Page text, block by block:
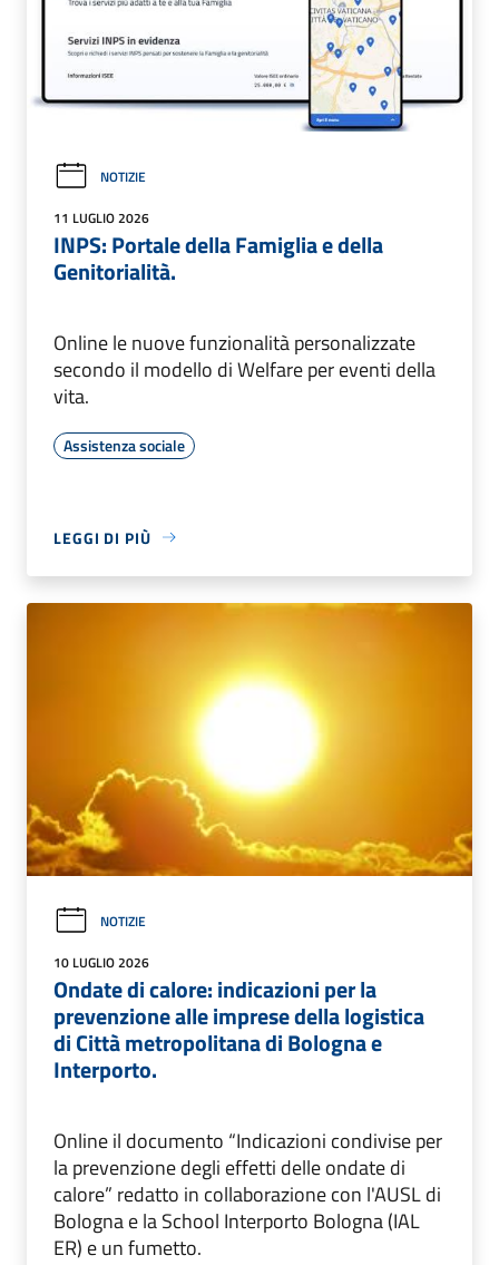
NOTIZIE
11 LUGLIO 2026
INPS: Portale della Famiglia e della
Genitorialità.
Online le nuove funzionalità personalizzate
secondo il modello di Welfare per eventi della
vita.
Assistenza sociale
LEGGI DI PIÙ
NOTIZIE
10 LUGLIO 2026
Ondate di calore: indicazioni per la
prevenzione alle imprese della logistica
di Città metropolitana di Bologna e
Interporto.
Online il documento “Indicazioni condivise per
la prevenzione degli effetti delle ondate di
calore” redatto in collaborazione con l'AUSL di
Bologna e la School Interporto Bologna (IAL
ER) e un fumetto.